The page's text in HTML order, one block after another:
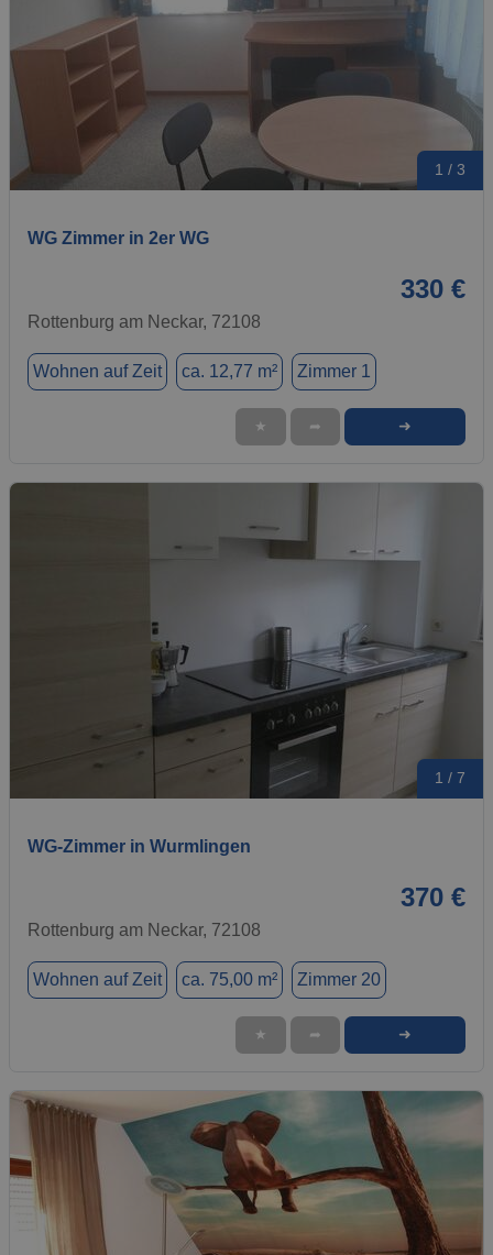
1 / 3
WG Zimmer in 2er WG
330 €
Rottenburg am Neckar, 72108
Wohnen auf Zeit ca. 12,77 m² Zimmer 1
★ ➦ ➜
1 / 7
WG-Zimmer in Wurmlingen
370 €
Rottenburg am Neckar, 72108
Wohnen auf Zeit ca. 75,00 m² Zimmer 20
★ ➦ ➜